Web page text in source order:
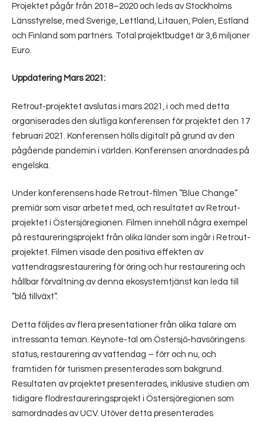
Projektet pågår från 2018–2020 och leds av Stockholms
Länsstyrelse, med Sverige, Lettland, Litauen, Polen, Estland
och Finland som partners. Total projektbudget är 3,6 miljoner
Euro.
Uppdatering Mars 2021:
Retrout-projektet avslutas i mars 2021, i och med detta
organiserades den slutliga konferensen för projektet den 17
februari 2021. Konferensen hölls digitalt på grund av den
pågående pandemin i världen. Konferensen anordnades på
engelska.
Under konferensens hade Retrout-filmen ”Blue Change”
premiär som visar arbetet med, och resultatet av Retrout-
projektet i Östersjöregionen. Filmen innehöll några exempel
på restaureringsprojekt från olika länder som ingår i Retrout-
projektet. Filmen visade den positiva effekten av
vattendragsrestaurering för öring och hur restaurering och
hållbar förvaltning av denna ekosystemtjänst kan leda till
”blå tillväxt”.
Detta följdes av flera presentationer från olika talare om
intressanta teman. Keynote-tal om Östersjö-havsöringens
status, restaurering av vattendag – förr och nu, och
framtiden för turismen presenterades som bakgrund.
Resultaten av projektet presenterades, inklusive studien om
tidigare flodrestaureringsprojekt i Östersjöregionen som
samordnades av UCV. Utöver detta presenterades